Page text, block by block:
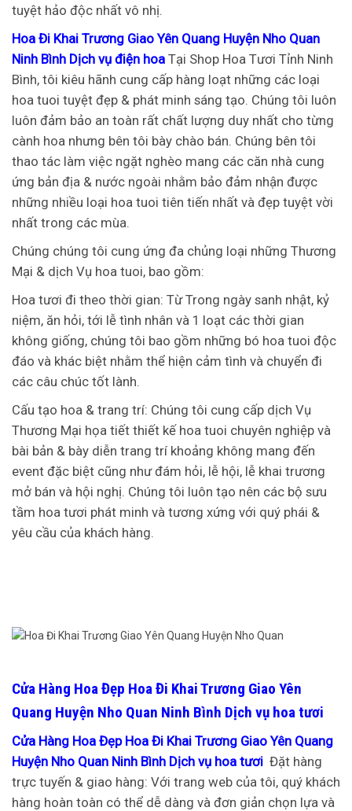
tuyệt hảo độc nhất vô nhị.
Hoa Đi Khai Trương Giao Yên Quang Huyện Nho Quan
Ninh Bình Dịch vụ điện hoa Tại Shop Hoa Tươi Tỉnh Ninh
Bình, tôi kiêu hãnh cung cấp hàng loạt những các loại
hoa tuoi tuyệt đẹp & phát minh sáng tạo. Chúng tôi luôn
luôn đảm bảo an toàn rất chất lượng duy nhất cho từng
cành hoa nhưng bên tôi bày chào bán. Chúng bên tôi
thao tác làm việc ngặt nghèo mang các căn nhà cung
ứng bản địa & nước ngoài nhằm bảo đảm nhận được
những nhiều loại hoa tuoi tiên tiến nhất và đẹp tuyệt vời
nhất trong các mùa.
Chúng chúng tôi cung ứng đa chủng loại những Thương
Mại & dịch Vụ hoa tuoi, bao gồm:
Hoa tươi đi theo thời gian: Từ Trong ngày sanh nhật, kỷ
niệm, ăn hỏi, tới lễ tình nhân và 1 loạt các thời gian
không giống, chúng tôi bao gồm những bó hoa tuoi độc
đáo và khác biệt nhằm thể hiện cảm tình và chuyển đi
các câu chúc tốt lành.
Cấu tạo hoa & trang trí: Chúng tôi cung cấp dịch Vụ
Thương Mại họa tiết thiết kế hoa tuoi chuyên nghiệp và
bài bản & bày diễn trang trí khoảng không mang đến
event đặc biệt cũng như đám hỏi, lễ hội, lễ khai trương
mở bán và hội nghị. Chúng tôi luôn tạo nên các bộ sưu
tầm hoa tươi phát minh và tương xứng với quý phái &
yêu cầu của khách hàng.
Cửa Hàng Hoa Đẹp Hoa Đi Khai Trương Giao Yên
Quang Huyện Nho Quan Ninh Bình Dịch vụ hoa tươi
Cửa Hàng Hoa Đẹp Hoa Đi Khai Trương Giao Yên Quang
Huyện Nho Quan Ninh Bình Dịch vụ hoa tươi Đặt hàng
trực tuyến & giao hàng: Với trang web của tôi, quý khách
hàng hoàn toàn có thể dễ dàng và đơn giản chọn lựa và